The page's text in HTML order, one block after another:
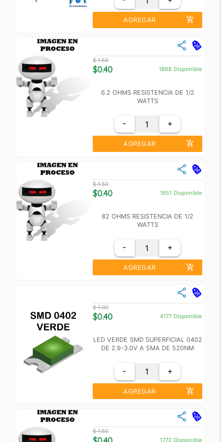
AGREGAR add_shopping_cart
close
Cantidad
Precio Unidad
+10
+100
$ 1.50
$0.40 1868 Disponible
6.2 OHMS RESISTENCIA DE 1/2
WATTS
- +
AGREGAR add_shopping_cart
close
Cantidad
Precio Unidad
+10
+100
$ 1.50
$0.40 1651 Disponible
82 OHMS RESISTENCIA DE 1/2
WATTS
- +
AGREGAR add_shopping_cart
close
Precio Unidad
+10
+100
$ 1.00
$0.40 4177 Disponible
LED VERDE SMD SUPERFICIAL 0402
DE 2.9-3.0V A 5MA DE 520NM
- +
AGREGAR add_shopping_cart
close
Cantidad
Precio Unidad
+10
$ 1.50
1772 Disponible